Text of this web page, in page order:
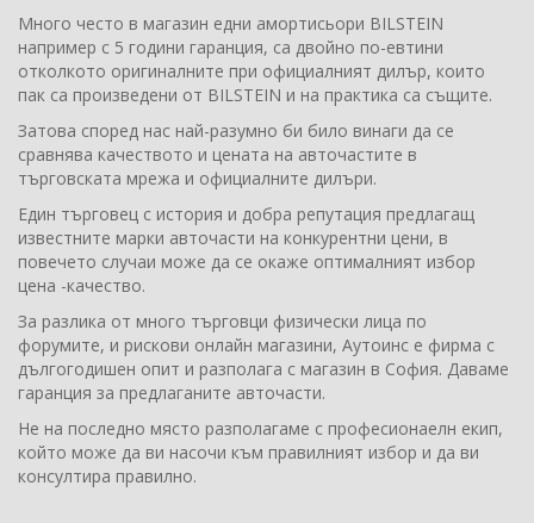
Много често в магазин едни амортисьори BILSTEIN
например с 5 години гаранция, са двойно по-евтини
отколкото оригиналните при официалният дилър, които
пак са произведени от BILSTEIN и на практика са същите.
Затова според нас най-разумно би било винаги да се
сравнява качеството и цената на авточастите в
търговската мрежа и официалните дилъри.
Един търговец с история и добра репутация предлагащ
известните марки авточасти на конкурентни цени, в
повечето случаи може да се окаже оптималният избор
цена -качество.
За разлика от много търговци физически лица по
форумите, и рискови онлайн магазини, Аутоинс е фирма с
дългогодишен опит и разполага с магазин в София. Даваме
гаранция за предлаганите авточасти.
Не на последно място разполагаме с професионаелн екип,
който може да ви насочи към правилният избор и да ви
консултира правилно.